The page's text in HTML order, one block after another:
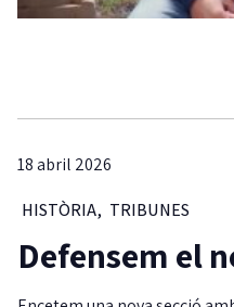
18 abril 2026
HISTÒRIA, TRIBUNES
Defensem el